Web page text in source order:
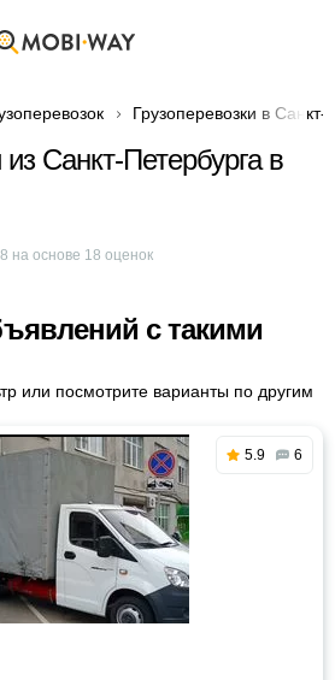
Грузоперевозки в Санкт-
из Санкт-Петербурга в
8 на основе 18 оценок
с такими
или посмотрите варианты по другим
5.9 6